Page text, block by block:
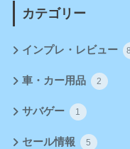
カテゴリー
インプレ・レビュー
車・カー用品 2
サバゲー 1
セール情報 5